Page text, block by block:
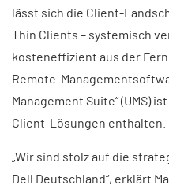
lässt sich die Client-
Thin Clients – systemisch
kosteneffizient aus der
Remote-
Management Suite“ (UMS)
Client-Lösungen enthalten.
„Wir sind stolz auf die
Dell Deutschland“, erklärt